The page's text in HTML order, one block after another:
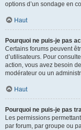
options d’un sondage en
Haut
Pourquoi ne puis-je pas
Certains forums peuvent
d’utilisateurs. Pour
action, vous avez besoin
modérateur ou un
Haut
Pourquoi ne puis-je pas
Les permissions
par forum, par groupe ou